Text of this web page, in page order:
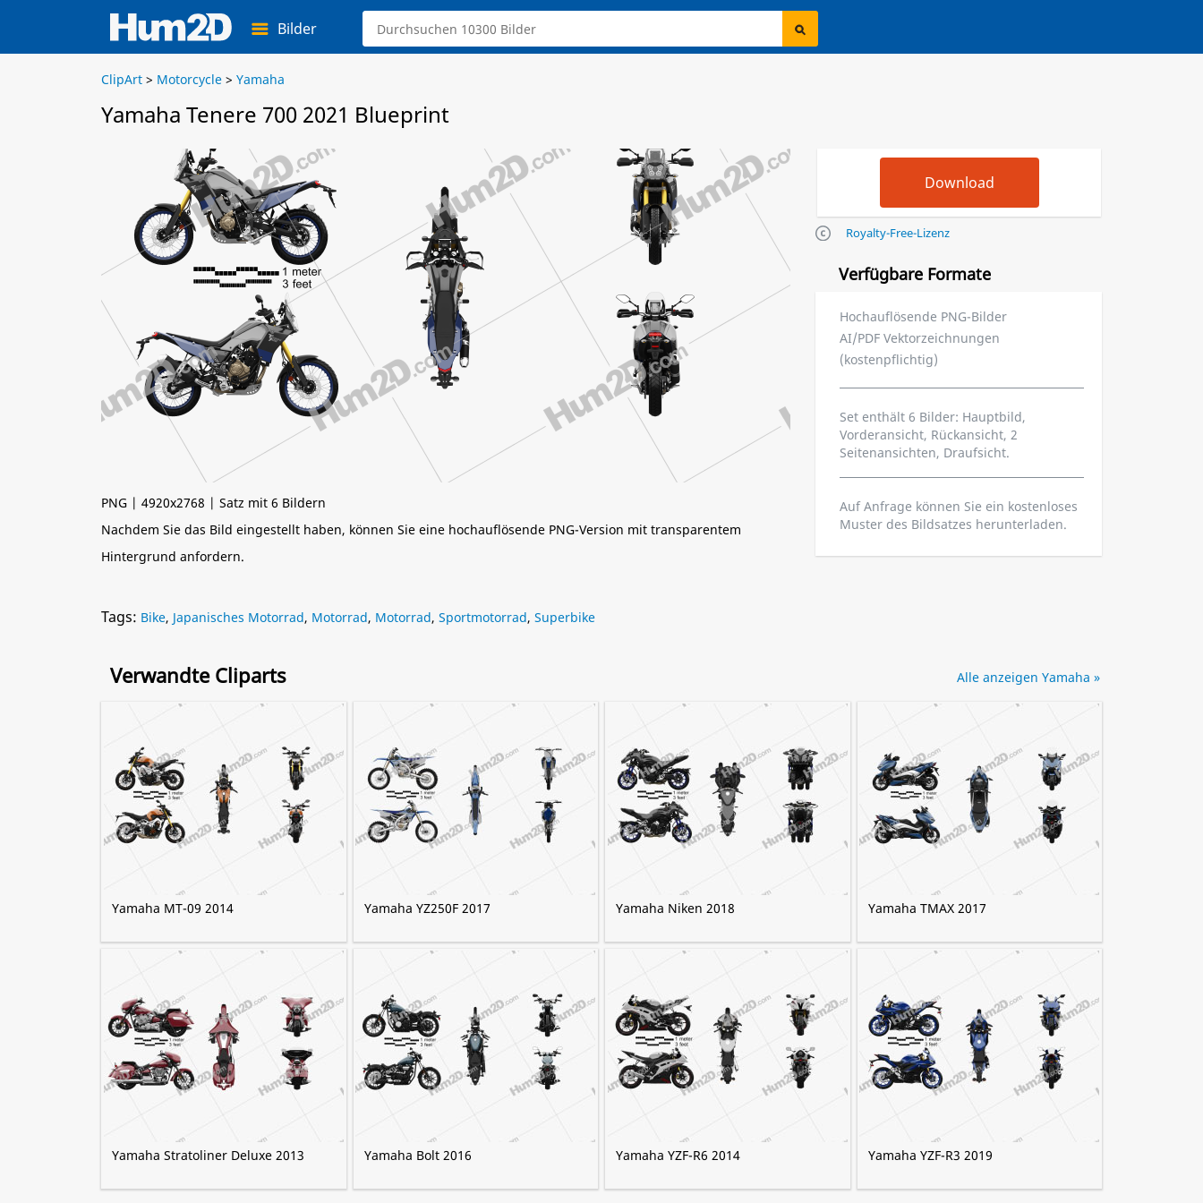
Bilder
ClipArt > Motorcycle > Yamaha
Yamaha Tenere 700 2021 Blueprint
PNG | 4920x2768 | Satz mit 6 Bildern
Nachdem Sie das Bild eingestellt haben, können Sie eine hochauflösende PNG-Version mit transparentem
Hintergrund anfordern.
Royalty-Free-Lizenz
Verfügbare Formate
Hochauflösende PNG-Bilder
AI/PDF Vektorzeichnungen
(kostenpflichtig)
Set enthält 6 Bilder: Hauptbild,
Vorderansicht, Rückansicht, 2
Seitenansichten, Draufsicht.
Auf Anfrage können Sie ein kostenloses
Muster des Bildsatzes herunterladen.
Tags: Bike, Japanisches Motorrad, Motorrad, Motorrad, Sportmotorrad, Superbike
Verwandte Cliparts
Yamaha MT-09 2014 Yamaha YZ250F 2017 Yamaha Niken 2018 Yamaha TMAX 2017
Yamaha Stratoliner Deluxe 2013 Yamaha Bolt 2016 Yamaha YZF-R6 2014 Yamaha YZF-R3 2019
Alle anzeigen Yamaha »